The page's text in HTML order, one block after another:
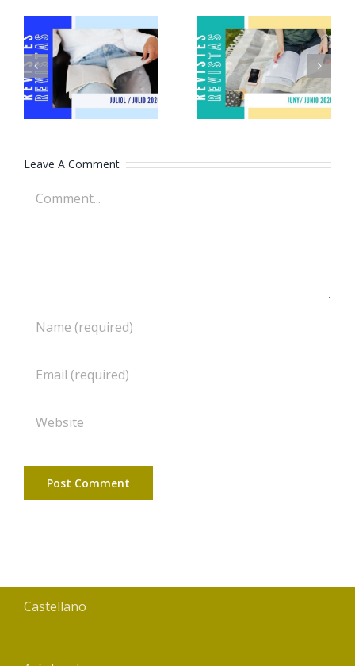
Revistes
juliol 2026
Revistes
juny 2026
Leave A Comment
Comment
Castellano